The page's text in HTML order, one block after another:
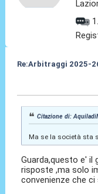
Re:Arbitraggi 2025-
Citazione di:
Ma se la società sta
Guarda,questo e' il
risposte ,ma solo
convenienze che ci